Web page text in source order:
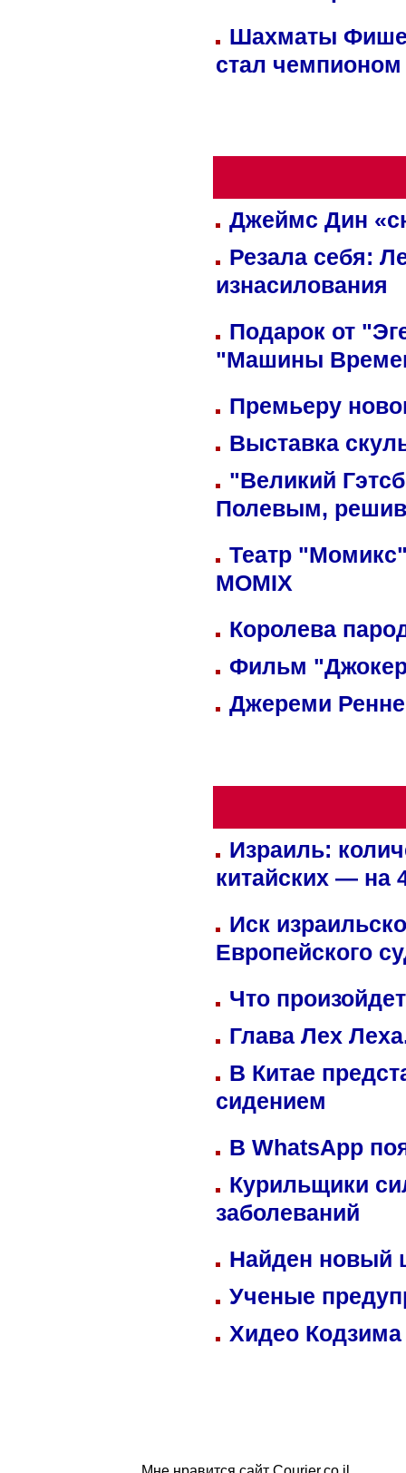
Шахматы
стал
Джеймс Дин
Резала себя:
изнасилования
Подарок от
"Машины
Премьеру
Выставка
"Великий
Полевым,
Театр
MOMIX
Королева
Фильм
Джереми
Израиль:
китайских — на
Иск
Европейского
Что
Глава Лех
В Китае
сидением
В WhatsApp
Курильщики
заболеваний
Найден
Ученые
Хидео